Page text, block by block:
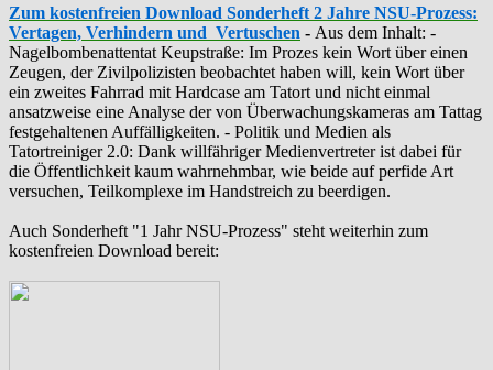
Zum kostenfreien Download Sonderheft 2 Jahre NSU-Prozess:
Vertagen, Verhindern und Vertuschen - Aus dem Inhalt: -
‪Nagelbombenattentat‬ ‎Keupstraße‬: Im Prozes kein Wort über einen
Zeugen, der Zivilpolizisten beobachtet haben will, kein Wort über
ein zweites Fahrrad mit Hardcase am Tatort und nicht einmal
ansatzweise eine Analyse der von Überwachungskameras am Tattag
festgehaltenen Auffälligkeiten. - Politik und Medien als
‪Tatortreiniger‬ 2.0: Dank willfähriger Medienvertreter ist dabei für
die Öffentlichkeit kaum wahrnehmbar, wie beide auf perfide Art
versuchen, Teilkomplexe im Handstreich zu beerdigen.
Auch Sonderheft "1 Jahr NSU-Prozess" steht weiterhin zum
kostenfreien Download bereit: